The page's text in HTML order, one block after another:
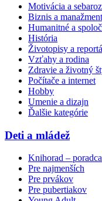
Motivácia a
Biznis a manažment
Humanitné a
História
Životopisy a
Vzťahy a rodina
Zdravie a životný
Počítače a internet
Hobby
Umenie a dizajn
Ďalšie kategórie
Deti a mládež
Knihorad –
Pre najmenších
Pre prvákov
Pre pubertiakov